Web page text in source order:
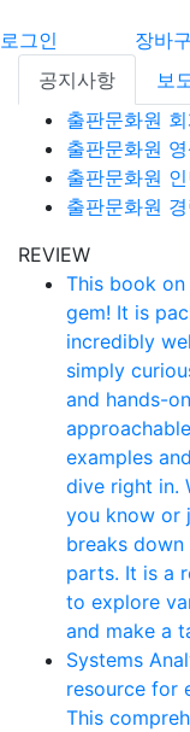
로그인 장바
공지사항
보
출판문화원
출판문화원
출판문화원
출판문화원
REVIEW
This book on
gem! It is
incredibly
simply
and hands-
examples
dive right in.
you know or
breaks
parts. It is a
to explore
and make a
Systems
resource for
This